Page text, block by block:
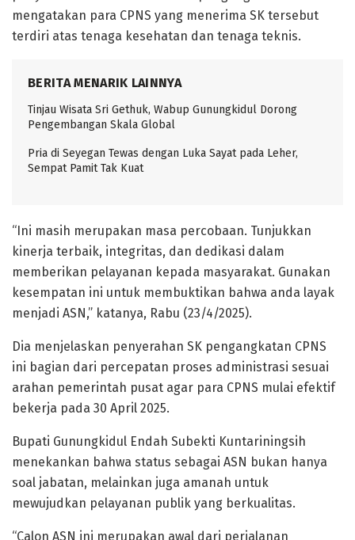
mengatakan para CPNS yang menerima SK tersebut
terdiri atas tenaga kesehatan dan tenaga teknis.
BERITA MENARIK LAINNYA
Tinjau Wisata Sri Gethuk, Wabup Gunungkidul Dorong
Pengembangan Skala Global
Pria di Seyegan Tewas dengan Luka Sayat pada Leher,
Sempat Pamit Tak Kuat
“Ini masih merupakan masa percobaan. Tunjukkan
kinerja terbaik, integritas, dan dedikasi dalam
memberikan pelayanan kepada masyarakat. Gunakan
kesempatan ini untuk membuktikan bahwa anda layak
menjadi ASN,” katanya, Rabu (23/4/2025).
Dia menjelaskan penyerahan SK pengangkatan CPNS
ini bagian dari percepatan proses administrasi sesuai
arahan pemerintah pusat agar para CPNS mulai efektif
bekerja pada 30 April 2025.
Bupati Gunungkidul Endah Subekti Kuntariningsih
menekankan bahwa status sebagai ASN bukan hanya
soal jabatan, melainkan juga amanah untuk
mewujudkan pelayanan publik yang berkualitas.
“Calon ASN ini merupakan awal dari perjalanan